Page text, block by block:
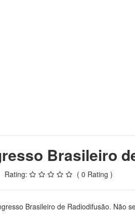
Brasileiro
Rating: ( 0 Rating )
Brasileiro de Radiodifusão. Não